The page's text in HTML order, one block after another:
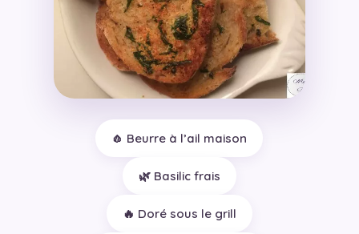
🧄 Beurre à l’ail maison
🌿 Basilic frais
🔥 Doré sous le grill